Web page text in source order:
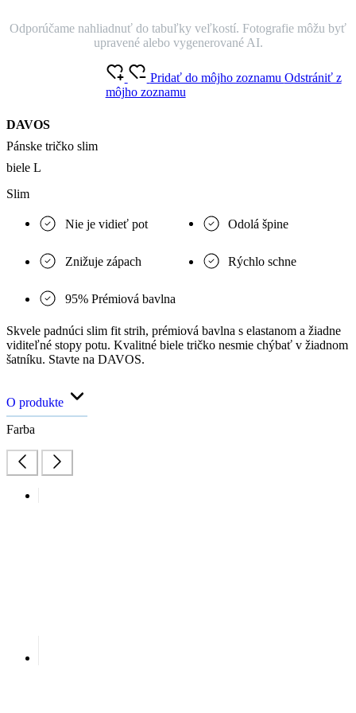
Odporúčame nahliadnuť do tabuľky veľkostí. Fotografie môžu byť
upravené alebo vygenerované AI.
DAVOS
Pánske tričko slim
biele L
Pridať do môjho zoznamu Odstrániť z
môjho zoznamu
Slim
Nie je vidieť pot Odolá špine
Znižuje zápach Rýchlo schne
95% Prémiová bavlna
Skvele padnúci slim fit strih, prémiová bavlna s elastanom a žiadne
viditeľné stopy potu. Kvalitné biele tričko nesmie chýbať v žiadnom
šatníku. Stavte na DAVOS.
O produkte
Farba